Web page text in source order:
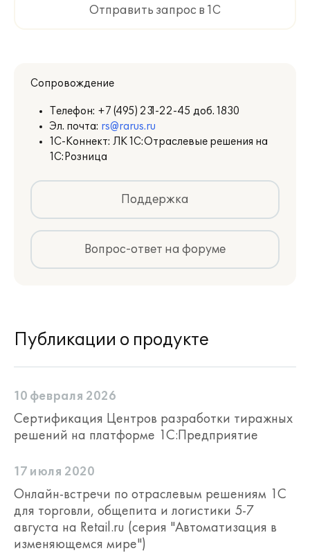
Отправить запрос в 1С
Сопровождение
Телефон: +7 (495) 231-22-45 доб. 1830
Эл. почта: rs@rarus.ru
1С-Коннект: ЛК 1С:Отраслевые решения на
1С:Розница
Поддержка
Вопрос-ответ на форуме
Публикации о продукте
10 февраля 2026
Сертификация Центров разработки тиражных
решений на платформе 1С:Предприятие
17 июля 2020
Онлайн-встречи по отраслевым решениям 1С
для торговли, общепита и логистики 5-7
августа на Retail.ru (серия "Автоматизация в
изменяющемся мире")